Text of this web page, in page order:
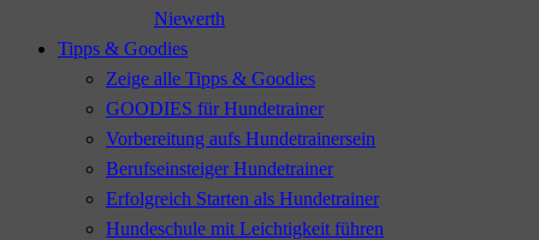
Niewerth
Tipps & Goodies
Zeige alle Tipps & Goodies
GOODIES für Hundetrainer
Vorbereitung aufs Hundetrainersein
Berufseinsteiger Hundetrainer
Erfolgreich Starten als Hundetrainer
Hundeschule mit Leichtigkeit führen